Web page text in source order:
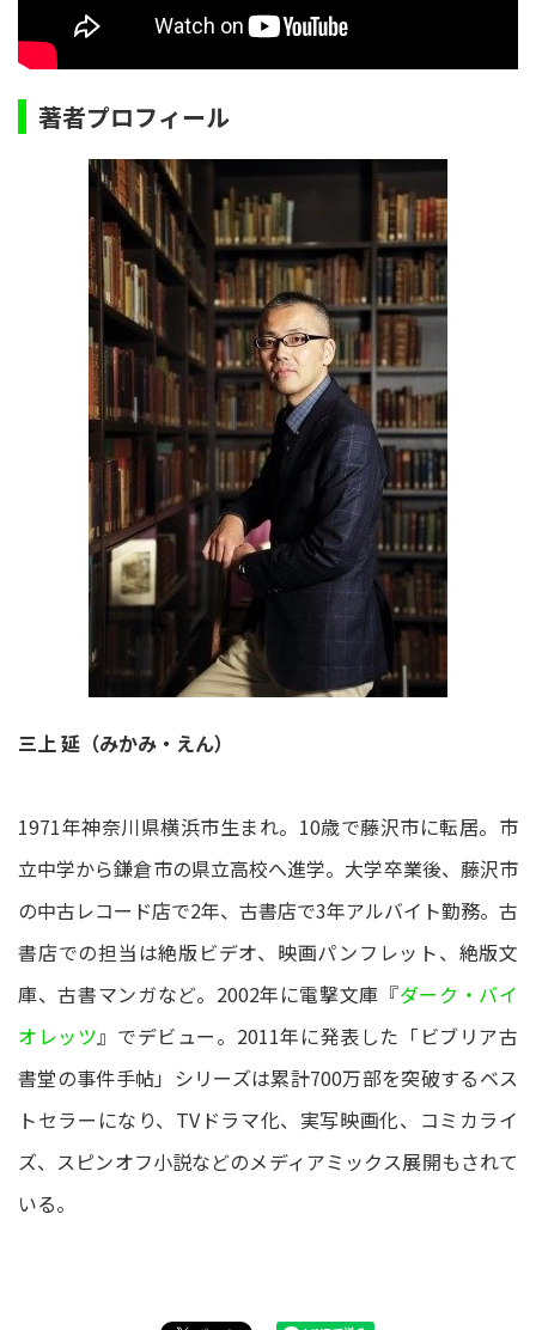
著者プロフィール
三上 延（みかみ・えん）
1971年神奈川県横浜市生まれ。10歳で藤沢市に転居。市
立中学から鎌倉市の県立高校へ進学。大学卒業後、藤沢市
の中古レコード店で2年、古書店で3年アルバイト勤務。古
書店での担当は絶版ビデオ、映画パンフレット、絶版文
庫、古書マンガなど。2002年に電撃文庫『ダーク・バイ
オレッツ』でデビュー。2011年に発表した「ビブリア古
書堂の事件手帖」シリーズは累計700万部を突破するベス
トセラーになり、TVドラマ化、実写映画化、コミカライ
ズ、スピンオフ小説などのメディアミックス展開もされて
いる。